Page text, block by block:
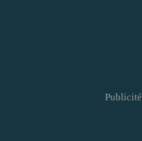
Publicité